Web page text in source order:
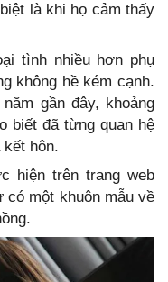
là khi họ cảm thấy
tình nhiều hơn phụ
không hề kém cạnh.
gần đây, khoảng
biết đã từng quan hệ
hôn.
hiện trên trang web
có một khuôn mẫu về